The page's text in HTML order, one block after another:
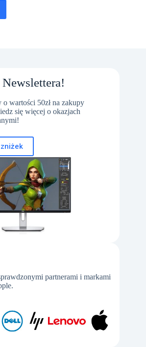
wartości 50zł na zakupy
się więcej o okazjach
partnerami i markami